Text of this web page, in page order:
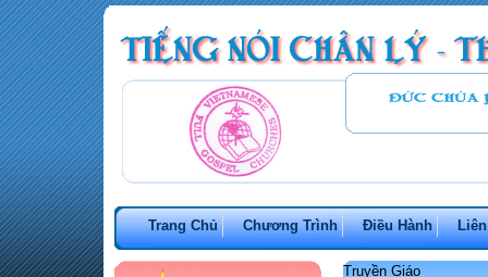
Trang Chủ Chương Trình Điều Hành
Truyền Giáo